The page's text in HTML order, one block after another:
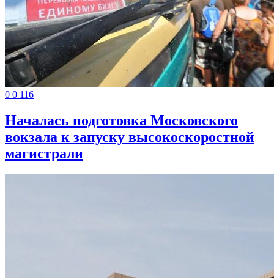
0 0 116
Началась подготовка Московского
вокзала к запуску высокоскоростной
магистрали